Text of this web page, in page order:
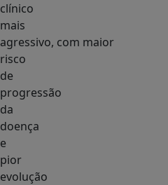
clínico
mais
agressivo, com maior
risco
de
progressão
da
doença
e
pior
evolução